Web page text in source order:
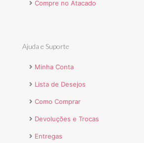
Compre no Atacado
Ajuda e Suporte
Minha Conta
Lista de Desejos
Como Comprar
Devoluções e Trocas
Entregas